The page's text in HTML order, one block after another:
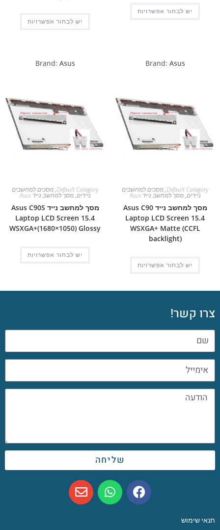
יש לבחור אפשרויות
יש לבחור אפשרויות
Brand: Asus
Default Category
,מסכים למחשבים
ניידים,מסך למחשב נייד Asus
מסך למחשב נייד Asus C90
Laptop LCD Screen 15.4
WSXGA+ Matte (CCFL
backlight)
יש לבחור אפשרויות
Brand: Asus
Default Category
,מסכים למחשבים
ניידים,מסך למחשב נייד Asus
מסך למחשב נייד Asus C90S
Laptop LCD Screen 15.4
WSXGA+(1680×1050) Glossy
יש לבחור אפשרויות
צרו קשר!
שליחה
תנאי שימוש